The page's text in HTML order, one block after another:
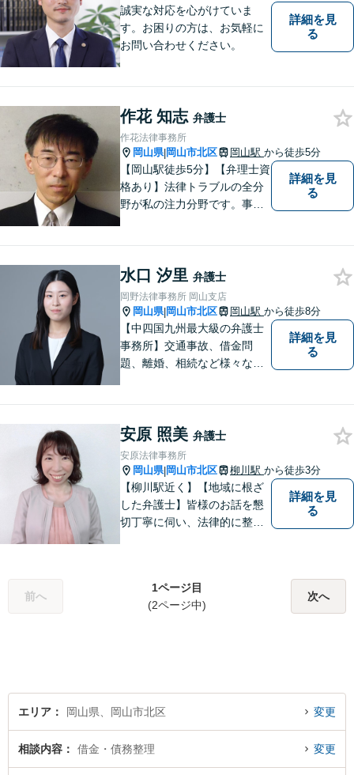
誠実な対応を心がけていま
す。お困りの方は、お気軽に
お問い合わせください。
詳細を見
る
作花 知志 弁護士
作花法律事務所
岡山県|岡山市北区 岡山駅 から徒歩5分
【岡山駅徒歩5分】【弁理士資
格あり】法律トラブルの全分
野が私の注力分野です。事務
ラス対応】【後払い対応】
【日弁連国際人権問題委員会
所属】お困りの方は、お気軽
にご相談下さい。
詳細を見
る
水口 汐里 弁護士
岡野法律事務所 岡山支店
岡山県|岡山市北区 岡山駅 から徒歩8分
【中四国九州最大級の弁護士
事務所】交通事故、借金問
題、離婚、相続など様々な問
い！
詳細を見
る
安原 照美 弁護士
安原法律事務所
岡山県|岡山市北区 柳川駅 から徒歩3分
【柳川駅近く】【地域に根ざ
した弁護士】皆様のお話を懇
切丁寧に伺い、法律的に整理
少しでも解決されますよう，
誠心誠意努力いたす所存で
詳細を見
る
前へ
1ページ目
(2ページ中)
次へ
エリア 岡山県、岡山市北区 変更
相談内容 借金・債務整理 変更